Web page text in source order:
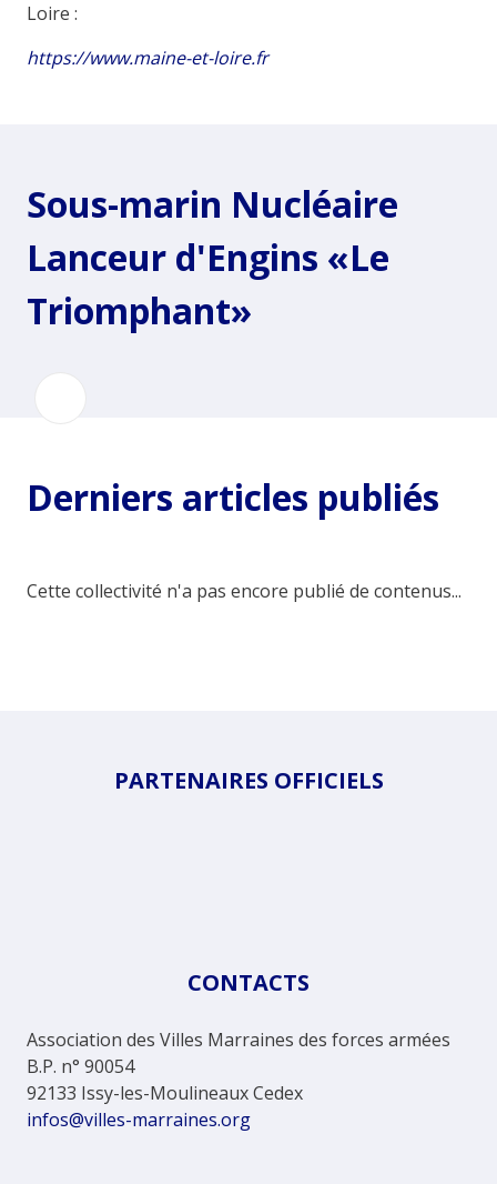
Loire :
https://www.maine-et-loire.fr
Sous-marin Nucléaire
Lanceur d'Engins «Le
Triomphant»
Derniers articles publiés
Cette collectivité n'a pas encore publié de contenus...
PARTENAIRES OFFICIELS
CONTACTS
Association des Villes Marraines des forces armées
B.P. n° 90054
92133 Issy-les-Moulineaux Cedex
infos@villes-marraines.org